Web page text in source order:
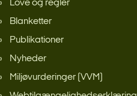
Love og regler
Blanketter
Publikationer
Nyheder
Miljøvurderinger (VVM)